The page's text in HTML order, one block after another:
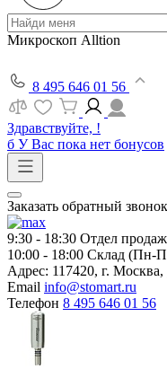
Микроскоп Alltion
8 495 646 01 56
Здравствуйте, !
б У Вас пока нет бонусов
Заказать обратный звонок
9:30 - 18:30 Отдел
10:00 - 18:00 Склад (Пн-
Адрес: 117420, г.
Email info@stomart.ru
Телефон 8 495 646 01 56